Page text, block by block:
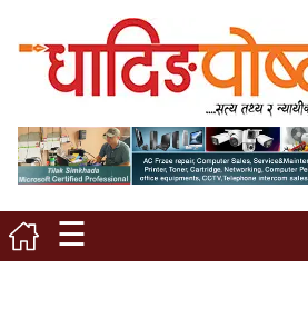
☰
मुख्य पृष्ठ
स्थानीय समाचार
विचार / ब्लग
नगर/गाउँ पालिका